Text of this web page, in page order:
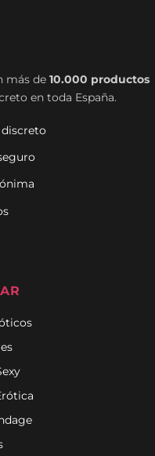
más de 10.000 productos
en toda España.
discreto